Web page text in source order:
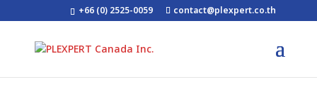
+66 (0) 2525-0059 contact@plexpert.co.th